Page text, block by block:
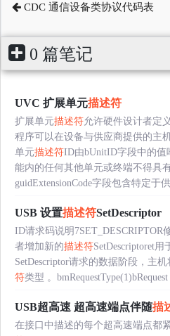
CDC 通信设备类协议代码表
0 篇笔记
UVC 扩展单元描述符
扩展单元描述符允许硬件设计者定
程序可以在设备与供应商提供的主
单元描述符ID由bUnitID字段中的值
能内的任何其他单元或终端不得具
guidExtensionCode字段包含特定于
USB 设置描述符SetDescriptor
ID请求码说明7SET_DESCRIPTOR
者增加新的描述符SetDescriptoret用
SetDescriptor请求的数据阶段，主
符类型 。
USB超高速 超高速端点伴随描
在接口中描述的每个超高速端点都